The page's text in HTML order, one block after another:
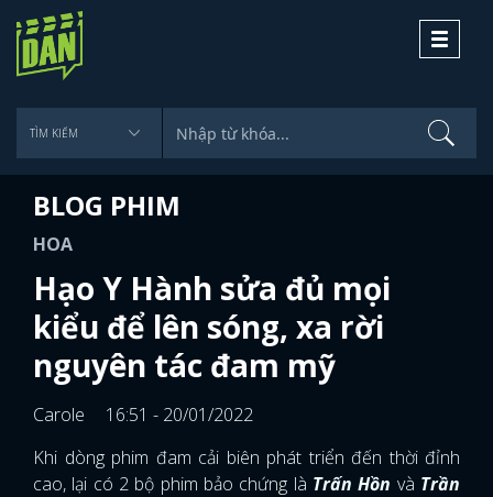
Toggle
BLOG PHIM
HOA
Hạo Y Hành sửa đủ mọi
kiểu để lên sóng, xa rời
nguyên tác đam mỹ
Carole
16:51 - 20/01/2022
Khi dòng phim đam cải biên phát triển đến thời đỉnh
cao, lại có 2 bộ phim bảo chứng là Trấn Hồn và Trần